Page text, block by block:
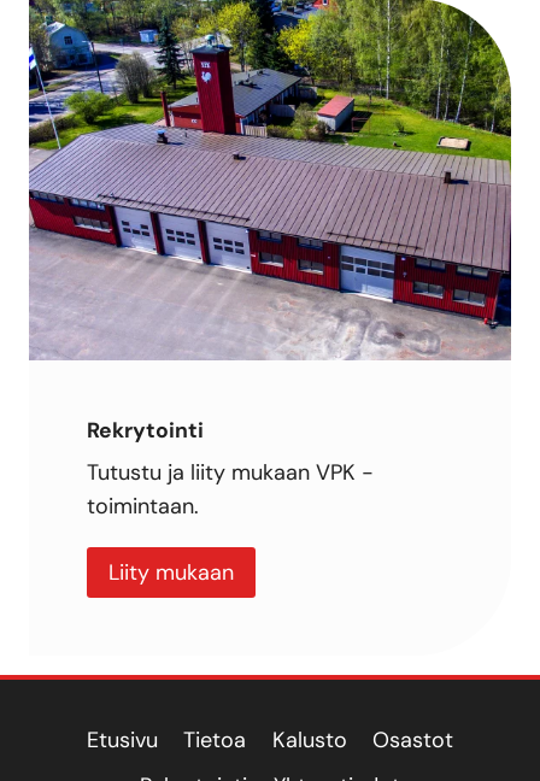
Rekrytointi
Tutustu ja liity mukaan VPK -
toimintaan.
Liity mukaan
Etusivu Tietoa Kalusto
Osastot